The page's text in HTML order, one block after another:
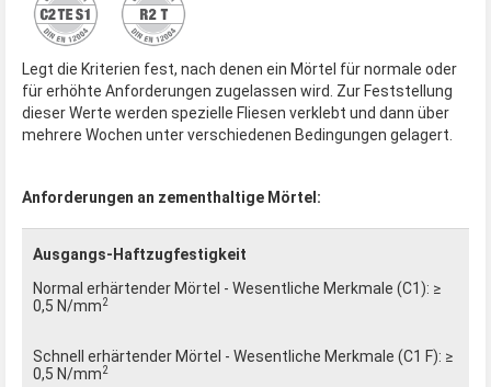
Legt die Kriterien fest, nach denen ein Mörtel für normale oder
für erhöhte Anforderungen zugelassen wird. Zur Feststellung
dieser Werte werden spezielle Fliesen verklebt und dann über
mehrere Wochen unter verschiedenen Bedingungen gelagert.
Anforderungen an zementhaltige Mörtel:
Ausgangs-Haftzugfestigkeit
≥
0,5 N/mm2
≥
0,5 N/mm2